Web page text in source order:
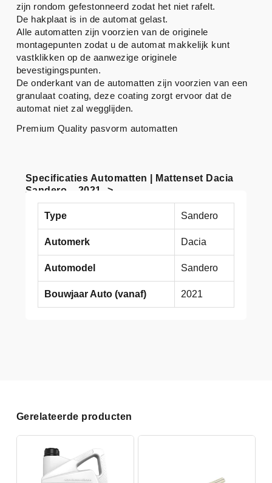
Specificaties Automatten | Mattenset Dacia
Sandero – 2021 ->
Type Sandero
Automerk Dacia
Automodel Sandero
Bouwjaar Auto (vanaf) 2021
zijn rondom gefestonneerd zodat het niet rafelt.
De hakplaat is in de automat gelast.
Alle automatten zijn voorzien van de originele
montagepunten zodat u de automat makkelijk kunt
vastklikken op de aanwezige originele
bevestigingspunten.
De onderkant van de automatten zijn voorzien van een
granulaat coating, deze coating zorgt ervoor dat de
automat niet zal wegglijden.
Premium Quality pasvorm automatten
Gerelateerde producten